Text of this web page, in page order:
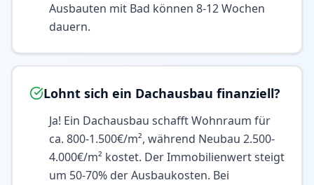
Ausbauten mit Bad können 8-12 Wochen
dauern.
Lohnt sich ein Dachausbau finanziell?
Ja! Ein Dachausbau schafft Wohnraum für
ca. 800-1.500€/m², während Neubau 2.500-
4.000€/m² kostet. Der Immobilienwert steigt
um 50-70% der Ausbaukosten. Bei